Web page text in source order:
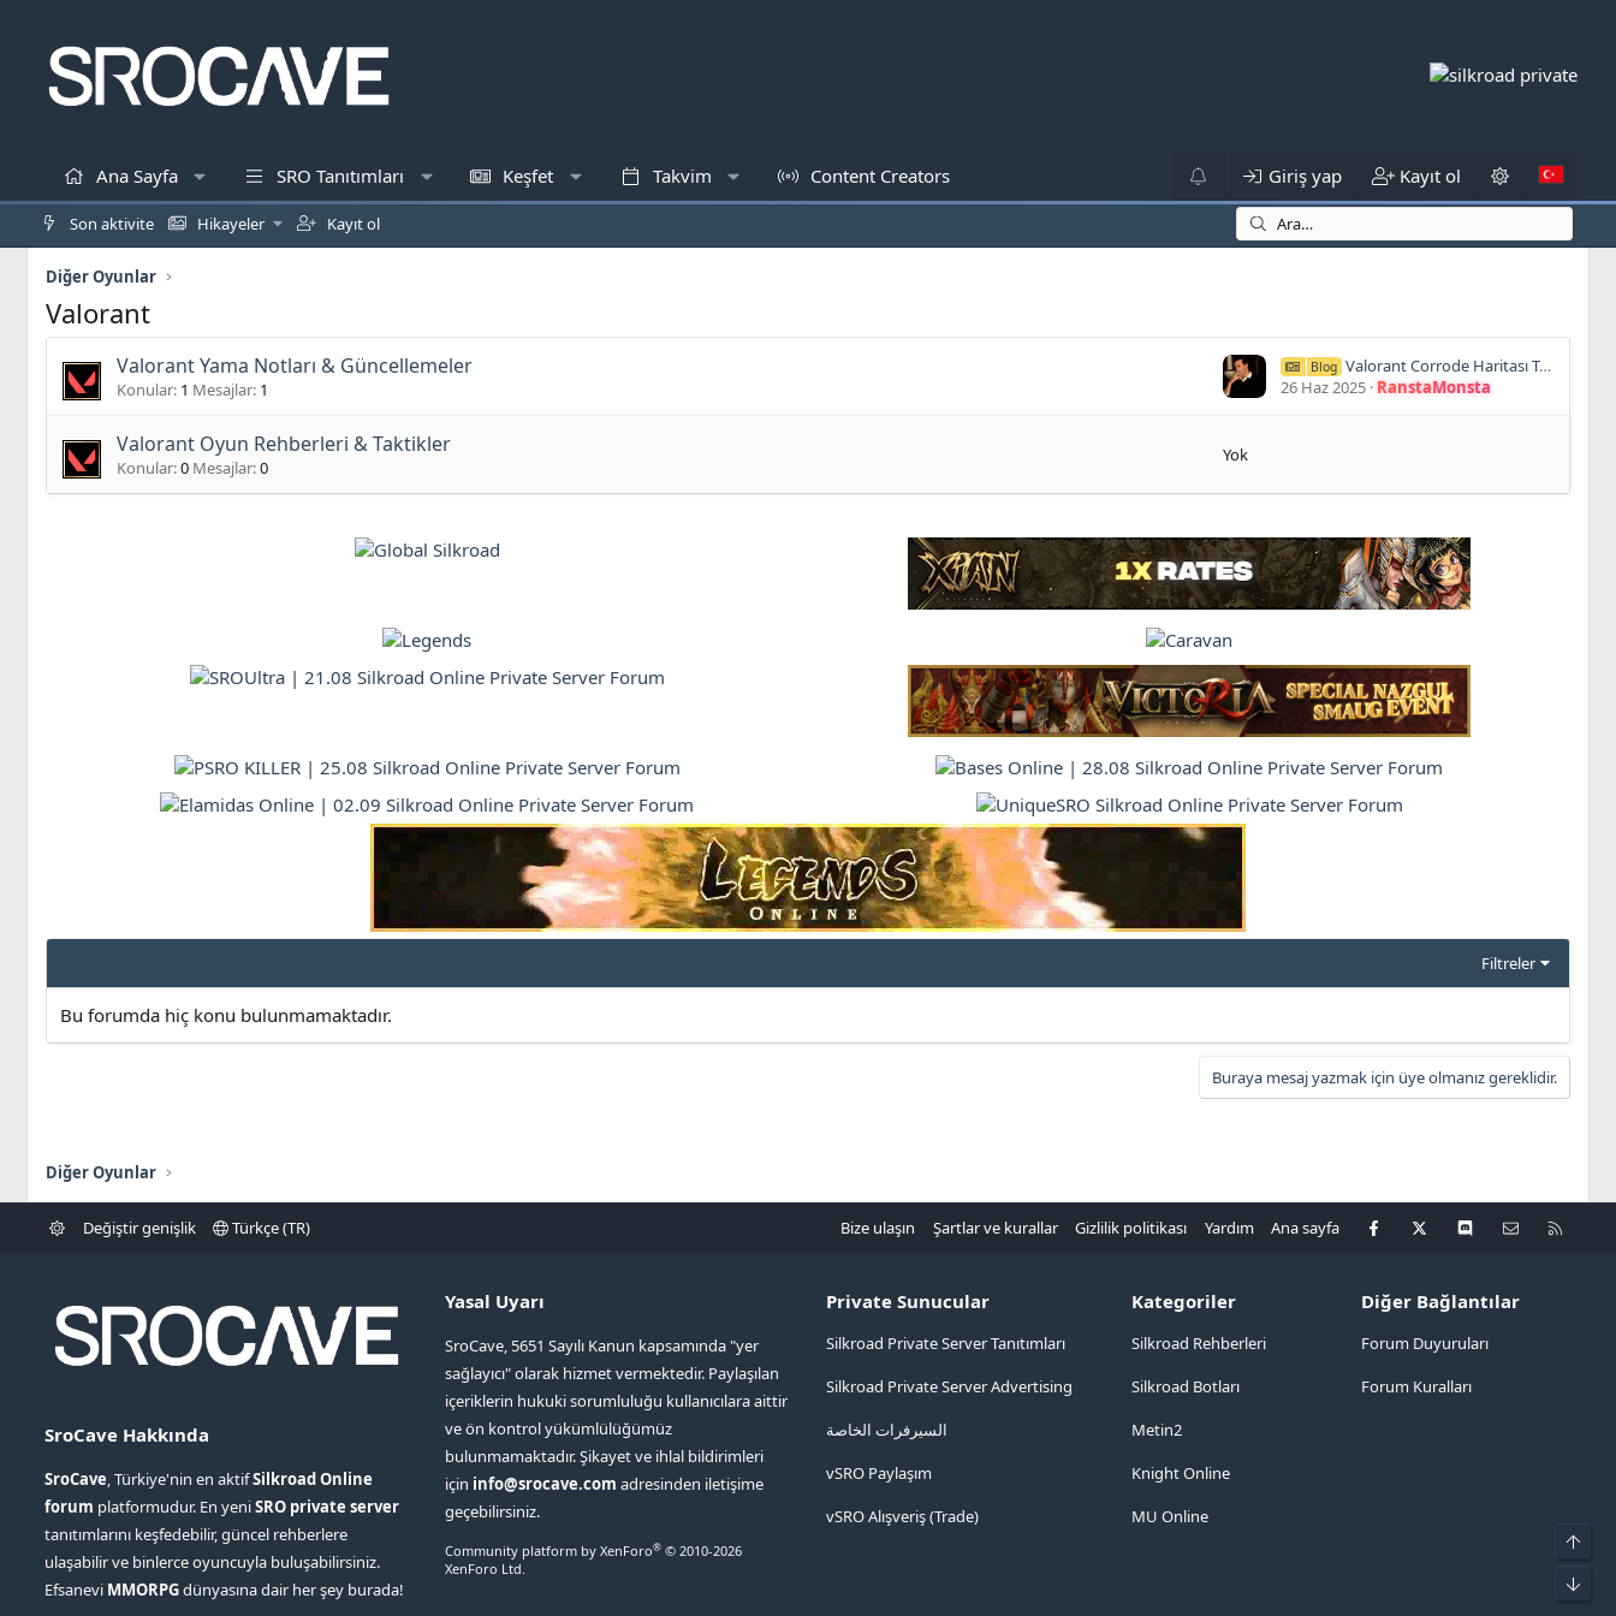
Ana Sayfa SRO Tanıtımları Keşfet Takvim Content Creators Giriş yap Kayıt ol
Son aktivite Hikayeler Kayıt ol
Diğer Oyunlar
Valorant
Valorant Yama Notları & Güncellemeler
Konular 1 Mesajlar 1
Blog Valorant Corrode Haritası Tanıtıldı: Özellikler, Tarihler ve Sezon 2025 / Kısım 4 Yenilikleri
26 Haz 2025 RanstaMonsta
Valorant Oyun Rehberleri & Taktikler
Konular 0 Mesajlar 0
Yok
Filtreler
Bu forumda hiç konu bulunmamaktadır.
Buraya mesaj yazmak için üye olmanız gereklidir.
Diğer Oyunlar
Değiştir genişlik Türkçe (TR) Bize ulaşın Şartlar ve kurallar Gizlilik politikası Yardım Ana sayfa Facebook
X Discord Bize ulaşın
SroCave Hakkında
SroCave, Türkiye'nin en aktifSilkroad Online
forum platformudur. En yeniSRO private server
tanıtımlarını keşfedebilir, güncel rehberlere
ulaşabilir ve binlerce oyuncuyla buluşabilirsiniz.
Efsanevi MMORPGdünyasına dair her şey burada!
Yasal Uyarı
SroCave, 5651 Sayılı Kanun kapsamında "yer
sağlayıcı" olarak hizmet vermektedir. Paylaşılan
içeriklerin hukuki sorumluluğu kullanıcılara aittir
ve ön kontrol yükümlülüğümüz
bulunmamaktadır. Şikayet ve ihlal bildirimleri
için info@srocave.com adresinden iletişime
geçebilirsiniz.
Community platform by XenForo® © 2010-2026
XenForo Ltd.
Private Sunucular
Silkroad Private Server Tanıtımları
Silkroad Private Server Advertising
السيرفرات الخاصة
vSRO Paylaşım
vSRO Alışveriş (Trade)
Kategoriler
Silkroad Rehberleri
Silkroad Botları
Metin2
Knight Online
MU Online
Diğer Bağlantılar
Forum Duyuruları
Forum Kuralları